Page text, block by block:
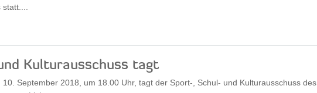
Kulturausschuss tagt
September 2018, um 18.00 Uhr, tagt der Sport-, Schul- und Kulturausschuss des